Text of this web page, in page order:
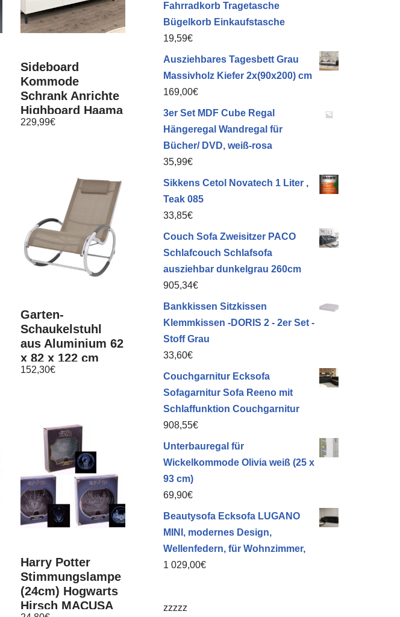
Sideboard
Kommode
Schrank Anrichte
Highboard Haama
in Weiß –
229,99€
Garten-
Schaukelstuhl
aus Aluminium 62
x 82 x 122 cm
Braun
152,30€
Harry Potter
Stimmungslampe
(24cm) Hogwarts
Hirsch MACUSA
Fahrradkorb Tragetasche
Bügelkorb Einkaufstasche
19,59€
Ausziehbares Tagesbett Grau
Massivholz Kiefer 2x(90x200) cm
169,00€
3er Set MDF Cube Regal
Hängeregal Wandregal für
Bücher/ DVD, weiß-rosa
35,99€
Sikkens Cetol Novatech 1 Liter ,
Teak 085
33,85€
Couch Sofa Zweisitzer PACO
Schlafcouch Schlafsofa
ausziehbar dunkelgrau 260cm
905,34€
Bankkissen Sitzkissen
Klemmkissen -DORIS 2 - 2er Set -
Stoff Grau
33,60€
Couchgarnitur Ecksofa
Sofagarnitur Sofa Reeno mit
Schlaffunktion Couchgarnitur
908,55€
Unterbauregal für
Wickelkommode Olivia weiß (25 x
93 cm)
69,90€
Beautysofa Ecksofa LUGANO
MINI, modernes Design,
Wellenfedern, für Wohnzimmer,
1 029,00€
zzzzz